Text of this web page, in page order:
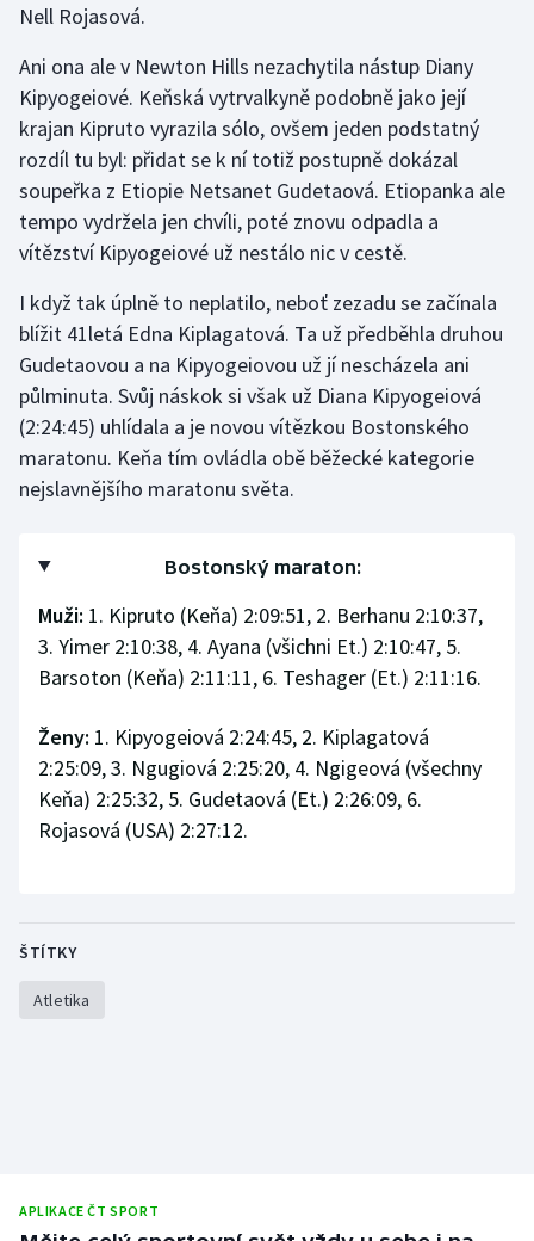
Nell Rojasová.
Ani ona ale v Newton Hills nezachytila nástup Diany
Kipyogeiové. Keňská vytrvalkyně podobně jako její
krajan Kipruto vyrazila sólo, ovšem jeden podstatný
rozdíl tu byl: přidat se k ní totiž postupně dokázal
soupeřka z Etiopie Netsanet Gudetaová. Etiopanka ale
tempo vydržela jen chvíli, poté znovu odpadla a
vítězství Kipyogeiové už nestálo nic v cestě.
I když tak úplně to neplatilo, neboť zezadu se začínala
blížit 41letá Edna Kiplagatová. Ta už předběhla druhou
Gudetaovou a na Kipyogeiovou už jí nescházela ani
půlminuta. Svůj náskok si však už Diana Kipyogeiová
(2:24:45) uhlídala a je novou vítězkou Bostonského
maratonu. Keňa tím ovládla obě běžecké kategorie
nejslavnějšího maratonu světa.
Bostonský maraton:
Muži: 1. Kipruto (Keňa) 2:09:51, 2. Berhanu 2:10:37,
3. Yimer 2:10:38, 4. Ayana (všichni Et.) 2:10:47, 5.
Barsoton (Keňa) 2:11:11, 6. Teshager (Et.) 2:11:16.
Ženy: 1. Kipyogeiová 2:24:45, 2. Kiplagatová
2:25:09, 3. Ngugiová 2:25:20, 4. Ngigeová (všechny
Keňa) 2:25:32, 5. Gudetaová (Et.) 2:26:09, 6.
Rojasová (USA) 2:27:12.
ŠTÍTKY
Atletika
APLIKACE ČT SPORT